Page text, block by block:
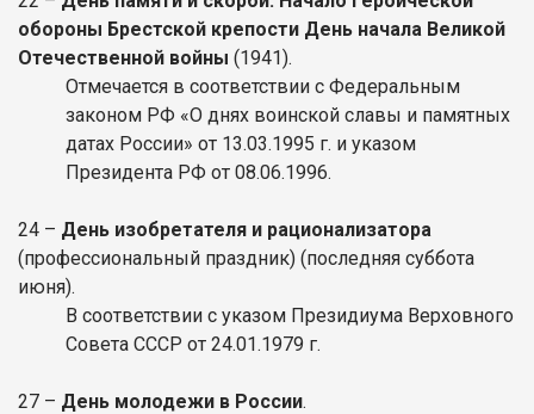
обороны Брестской крепости День начала Великой
Отечественной войны (1941).
Отмечается в соответствии с Федеральным
законом РФ «О днях воинской славы и памятных
датах России» от 13.03.1995 г. и указом
Президента РФ от 08.06.1996.
24 – День изобретателя и рационализатора
(профессиональный праздник) (последняя суббота
июня).
В соответствии с указом Президиума Верховного
Совета СССР от 24.01.1979 г.
27 – День молодежи в России.